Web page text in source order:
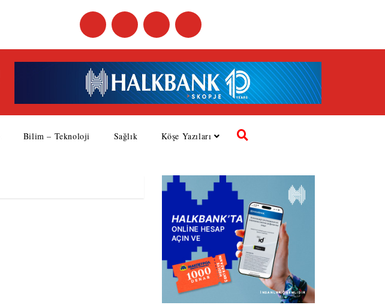
Bilim – Teknoloji Sağlık Köşe Yazıları